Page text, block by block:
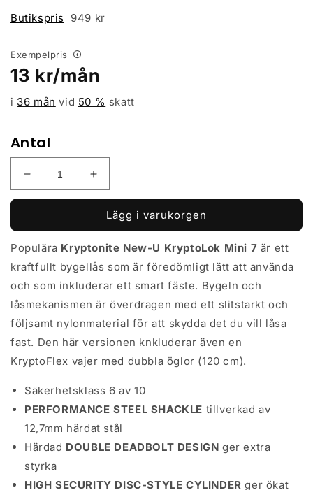
Butikspris 949 kr
Exempelpris
Ordinarie
pris
13 kr/mån
i 36 mån vid 50 % skatt
Antal
Minska
kvantitet
Kryptolok
Mini
7
inkl.
låsvajer
svart/grå
Öka
kvantitet
Bygellås
Kryptolok
Mini
7
inkl.
låsvajer
svart/grå
Lägg i varukorgen
Populära Kryptonite New-U KryptoLok Mini 7 är ett
kraftfullt bygellås som är föredömligt lätt att använda
och som inkluderar ett smart fäste. Bygeln och
låsmekanismen är överdragen med ett slitstarkt och
följsamt nylonmaterial för att skydda det du vill låsa
fast. Den här versionen knkluderar även en
KryptoFlex vajer med dubbla öglor (120 cm).
Säkerhetsklass 6 av 10
PERFORMANCE STEEL SHACKLE tillverkad av
12,7mm härdat stål
Härdad DOUBLE DEADBOLT DESIGN ger extra
styrka
HIGH SECURITY DISC-STYLE CYLINDER ger ökat